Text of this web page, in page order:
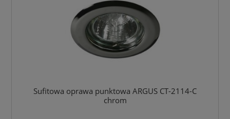
Sufitowa oprawa punktowa ARGUS CT-2114-C
chrom